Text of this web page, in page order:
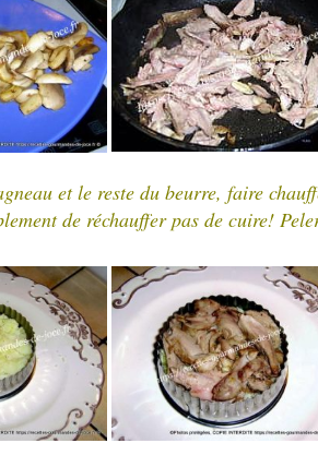
et le reste du beurre, faire
de réchauffer pas de cuire!